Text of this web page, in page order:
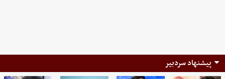
پیشنهاد سردبیر